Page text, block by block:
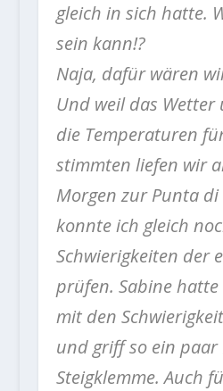
gleich in sich hatte.
sein kann!?
Naja, dafür wären
Und weil das Wetter
die Temperaturen
stimmten liefen wir
Morgen zur Punta di
konnte ich gleich
Schwierigkeiten der
prüfen. Sabine hatte
mit den
und griff so ein paar
Steigklemme. Auch